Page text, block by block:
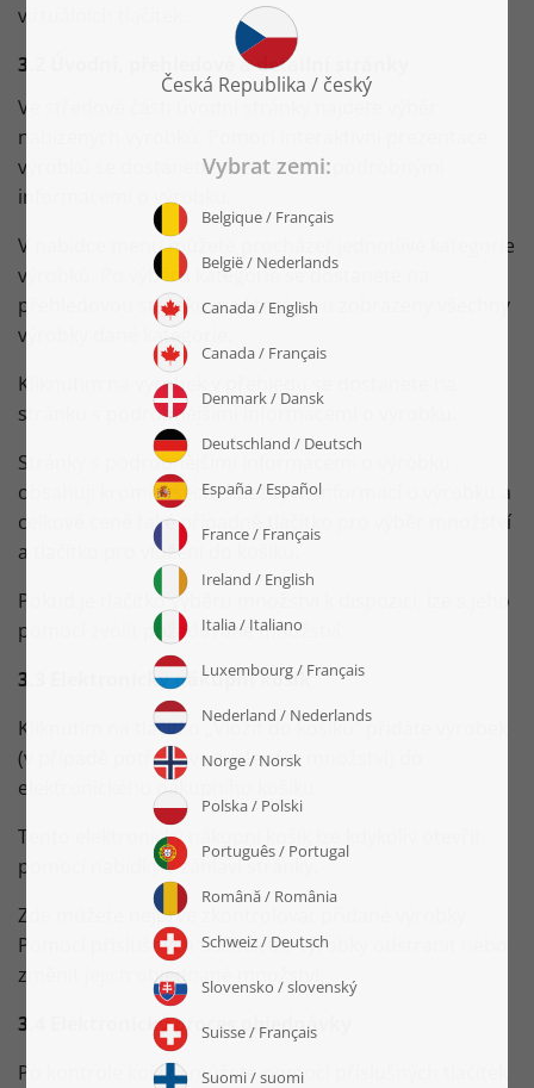
virtuálních tlačítek.
3.2 Úvodní, přehledové a detailní stránky
Ve středové části úvodní stránky najdete výběr
nabízených výrobků. Pomocí interaktivní prezentace
výrobků se dostanete na stránku s podrobnými
informacemi o výrobku.
V nabídce menu můžete procházet jednotlivé kategorie
výrobků. Po výběru kategorie se dostanete na
přehledovou stránku, na které jsou zobrazeny všechny
výrobky dané kategorie.
Kliknutím na výrobek v přehledu se dostanete na
stránku s podrobnějšími informacemi o výrobku.
Stránky s podrobnějšími informacemi o výrobku
obsahují kromě všech důležitých informací o výrobku a
celkové ceně také případně tlačítko pro výběr množství
a tlačítko pro vložení do košíku.
Pokud je tlačítko výběru množství k dispozici, lze s jeho
pomocí zvolit požadované množství.
3.3 Elektronický nákupní košík
Kliknutím na tlačítko „Vložit do košíku“ přidáte výrobek
(v případě potřeby ve zvoleném množství) do
elektronického nákupního košíku.
Tento elektronický nákupní košík lze kdykoliv otevřít
pomocí nabídky v záhlaví stránky.
Zde můžete nejprve zkontrolovat přidané výrobky.
Pomocí příslušných tlačítek lze výrobky odstranit nebo
změnit jejich objednané množství.
3.4 Elektronický proces objednávky
Po kontrole košíku můžete pomocí příslušných tlačítek